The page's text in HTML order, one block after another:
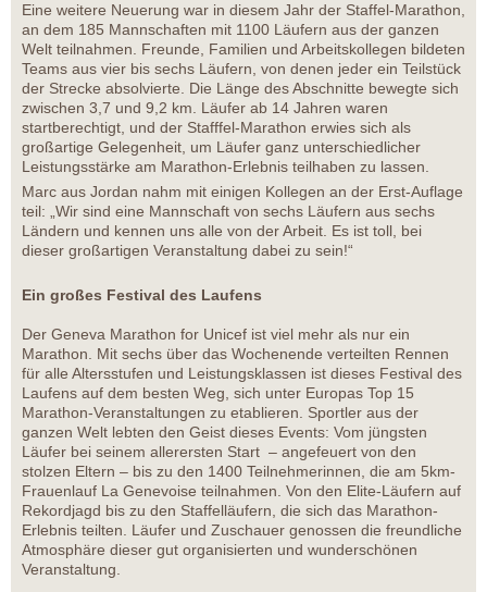
Eine weitere Neuerung war in diesem Jahr der Staffel-Marathon,
an dem 185 Mannschaften mit 1100 Läufern aus der ganzen
Welt teilnahmen. Freunde, Familien und Arbeitskollegen bildeten
Teams aus vier bis sechs Läufern, von denen jeder ein Teilstück
der Strecke absolvierte. Die Länge des Abschnitte bewegte sich
zwischen 3,7 und 9,2 km. Läufer ab 14 Jahren waren
startberechtigt, und der Stafffel-Marathon erwies sich als
großartige Gelegenheit, um Läufer ganz unterschiedlicher
Leistungsstärke am Marathon-Erlebnis teilhaben zu lassen.
Marc aus Jordan nahm mit einigen Kollegen an der Erst-Auflage
teil: „Wir sind eine Mannschaft von sechs Läufern aus sechs
Ländern und kennen uns alle von der Arbeit. Es ist toll, bei
dieser großartigen Veranstaltung dabei zu sein!“
Ein großes Festival des Laufens
Der Geneva Marathon for Unicef ist viel mehr als nur ein
Marathon. Mit sechs über das Wochenende verteilten Rennen
für alle Altersstufen und Leistungsklassen ist dieses Festival des
Laufens auf dem besten Weg, sich unter Europas Top 15
Marathon-Veranstaltungen zu etablieren. Sportler aus der
ganzen Welt lebten den Geist dieses Events: Vom jüngsten
Läufer bei seinem allerersten Start – angefeuert von den
stolzen Eltern – bis zu den 1400 Teilnehmerinnen, die am 5km-
Frauenlauf La Genevoise teilnahmen. Von den Elite-Läufern auf
Rekordjagd bis zu den Staffelläufern, die sich das Marathon-
Erlebnis teilten. Läufer und Zuschauer genossen die freundliche
Atmosphäre dieser gut organisierten und wunderschönen
Veranstaltung.